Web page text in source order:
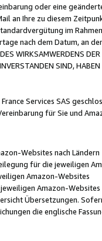
oder eine
an Ihre zu diesem
im
nach dem Datum, an
WIRKSAMWERDENS
SIND,
Services SAS
für Sie und
Websites nach Ländern
für die jeweiligen
Amazon-Websites
Amazon-Websites
Übersetzungen.
die englische